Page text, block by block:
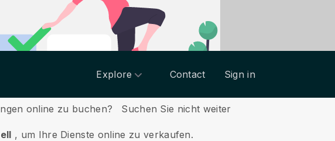
Explore Contact Sign in
online zu buchen? Suchen Sie nicht weiter
, um Ihre Dienste online zu verkaufen.